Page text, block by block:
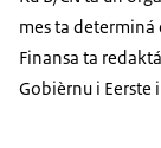
mes ta
Finansa ta
Gobièrnu i Eerste i